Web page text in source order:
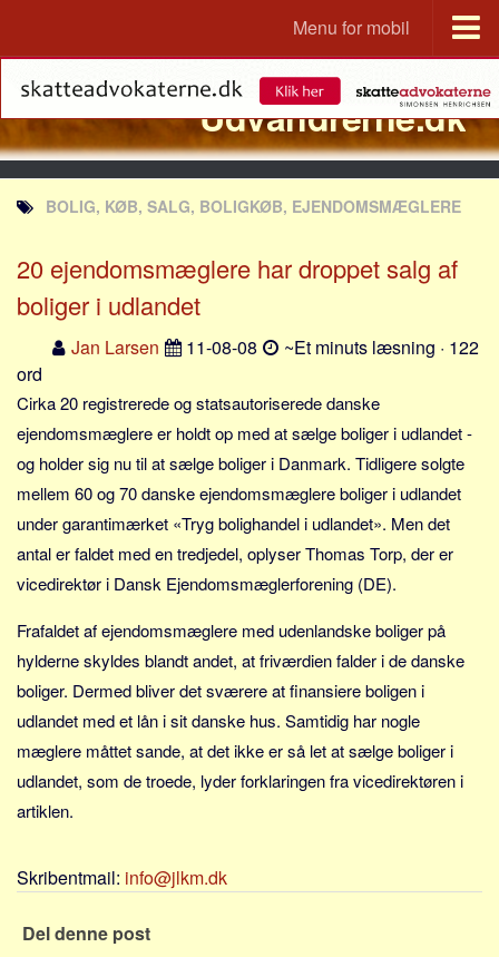
Menu for mobil
Portal
Udvandrerne.dk
Utvandrerne.no
Utvandrarna.se
Tyskland.dk
Rusland.dk
JLKM.dk
Lande
Tyrkiet
Spanien
Frankrig
Norge
Thailand
USA
Alle
Nøgleord
Investering
Pension og opsparing
Udvandrerne.dk
BOLIG, KØB, SALG, BOLIGKØB, EJENDOMSMÆGLERE
20 ejendomsmæglere har droppet salg af
boliger i udlandet
Jan Larsen 11-08-08
~Et minuts læsning · 122
ord
Cirka 20 registrerede og statsautoriserede danske
ejendomsmæglere er holdt op med at sælge boliger i udlandet -
og holder sig nu til at sælge boliger i Danmark. Tidligere solgte
mellem 60 og 70 danske ejendomsmæglere boliger i udlandet
under garantimærket «Tryg bolighandel i udlandet». Men det
antal er faldet med en tredjedel, oplyser Thomas Torp, der er
vicedirektør i Dansk Ejendomsmæglerforening (DE).
Frafaldet af ejendomsmæglere med udenlandske boliger på
hylderne skyldes blandt andet, at friværdien falder i de danske
boliger. Dermed bliver det sværere at finansiere boligen i
udlandet med et lån i sit danske hus. Samtidig har nogle
mæglere måttet sande, at det ikke er så let at sælge boliger i
udlandet, som de troede, lyder forklaringen fra vicedirektøren i
artiklen.
Skribentmail: info@jlkm.dk
Del denne post